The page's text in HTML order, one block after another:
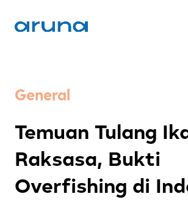
General
Temuan Tulang
Raksasa, Bukti
Overfishing di